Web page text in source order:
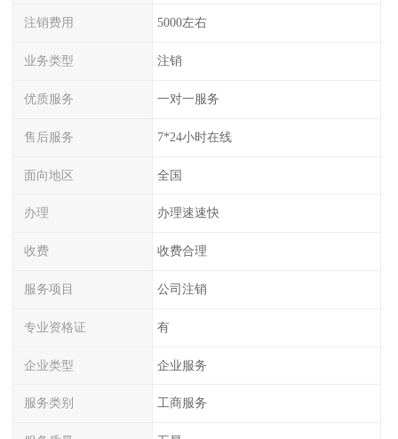
注销费用 5000左右
业务类型 注销
优质服务 一对一服务
售后服务 7*24小时在线
面向地区 全国
办理 办理速速快
收费 收费合理
服务项目 公司注销
专业资格证 有
企业类型 企业服务
服务类别 工商服务